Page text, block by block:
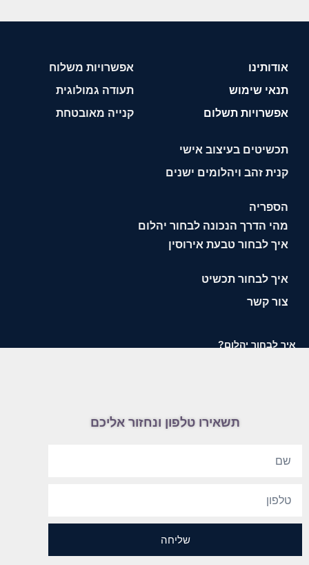
אודותינו
תנאי שימוש
אפשרויות תשלום
אפשרויות משלוח
תעודה גמולוגית
קנייה מאובטחת
תכשיטים בעיצוב אישי
קנית זהב ויהלומים ישנים
הספריה
מהי הדרך הנכונה לבחור יהלום
איך לבחור טבעת אירוסין
איך לבחור תכשיט
צור קשר
איך לבחור יהלום?
תשאירו טלפון ונחזור אליכם
שליחה